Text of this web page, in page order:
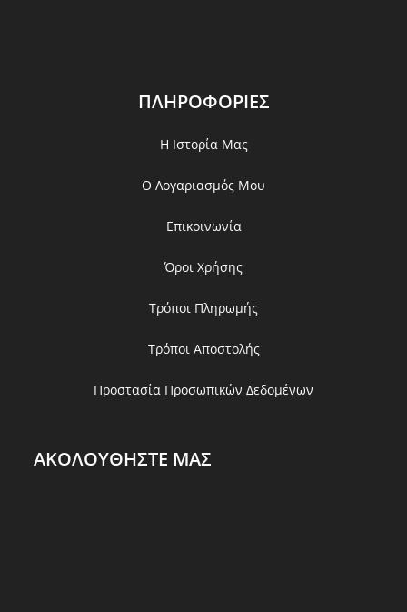
ΠΛΗΡΟΦΟΡΙΕΣ
Η Ιστορία Μας
Ο Λογαριασμός Μου
Επικοινωνία
Όροι Χρήσης
Τρόποι Πληρωμής
Τρόποι Αποστολής
Προστασία Προσωπικών Δεδομένων
ΑΚΟΛΟΥΘΗΣΤΕ ΜΑΣ